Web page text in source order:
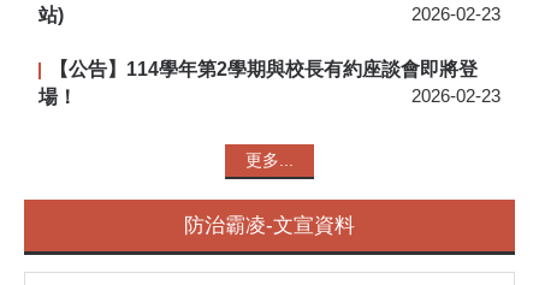
站)
2026-02-23
【公告】114學年第2學期與校長有約座談會即將登
場！
2026-02-23
更多...
防治霸凌-文宣資料